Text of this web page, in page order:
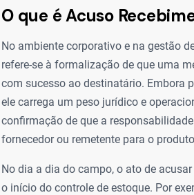
O que é Acuso
No ambiente corporativo e na gestão
refere-se à formalização de que uma
com sucesso ao destinatário. Embora
ele carrega um peso jurídico e
confirmação de que a
fornecedor ou remetente para o
No dia a dia do campo, o ato de
o início do controle de estoque. Por